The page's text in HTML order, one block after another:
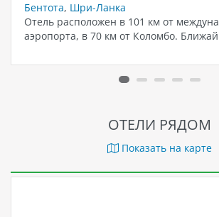
Бентота, Шри-Ланка
Отель расположен в 101 км от
аэропорта, в 70 км от Коломбо.
ОТЕЛИ РЯДОМ
Показать на карте